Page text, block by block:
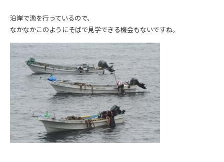
沿岸で漁を行っているので、
なかなかこのようにそばで見学できる機会もないですね。